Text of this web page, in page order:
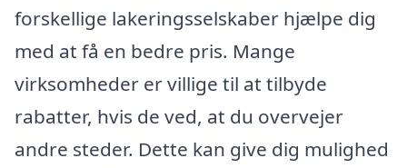
forskellige lakeringsselskaber hjælpe dig
med at få en bedre pris. Mange
virksomheder er villige til at tilbyde
rabatter, hvis de ved, at du overvejer
andre steder. Dette kan give dig mulighed